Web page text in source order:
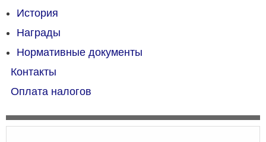
История
Награды
Нормативные документы
Контакты
Оплата налогов